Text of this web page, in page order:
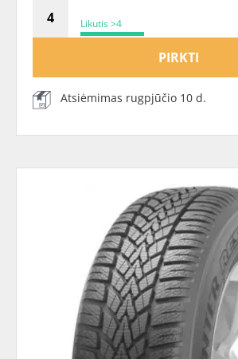
Likutis >4
PIRKTI
Atsiėmimas rugpjūčio 10 d.